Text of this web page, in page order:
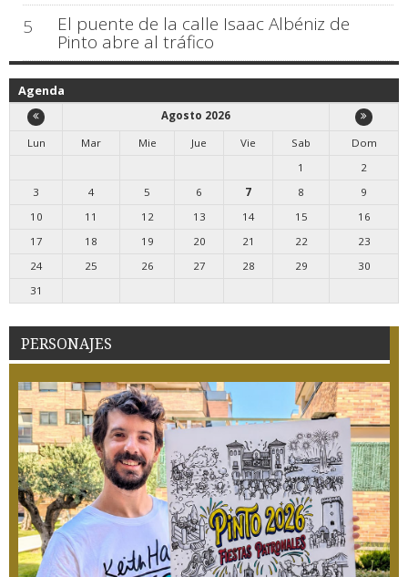
5
El puente de la calle Isaac Albéniz de
Pinto abre al tráfico
Agenda
Agosto 2026
Lun
Mar Mie Jue Vie Sab
Dom
1
2
3
4 5 6 7 8
9
10
11 12 13 14 15
16
17
18 19 20 21 22
23
24
25 26 27 28 29
30
31
PERSONAJES